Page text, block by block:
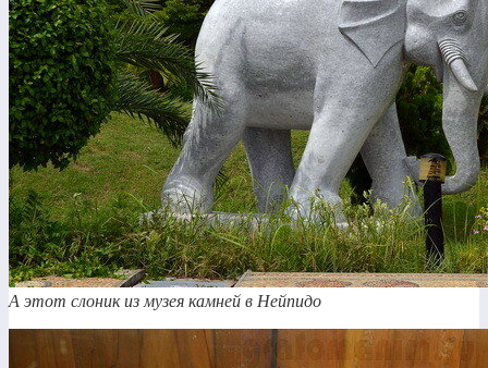
А этот слоник из музея камней в Нейпидо